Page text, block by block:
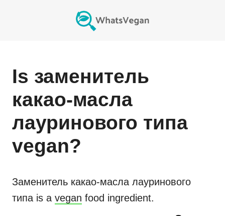
Is заменитель
какао-масла
лауринового типа
vegan?
Заменитель какао-масла лауринового
типа is a vegan food ingredient.